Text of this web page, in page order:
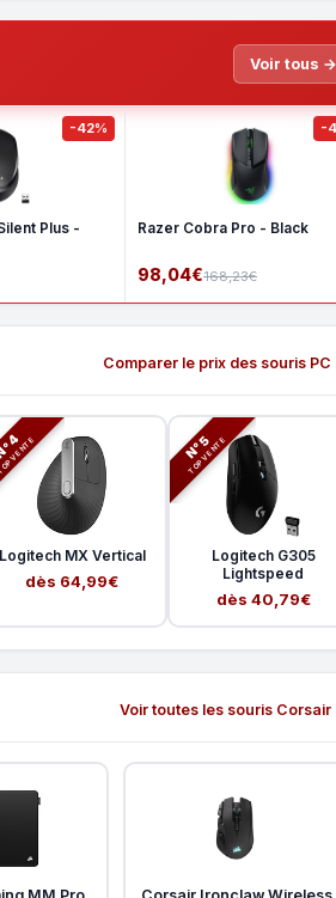
Voir tous →
-42%
Plus -
-
Razer Cobra Pro - Black
98,04€168,23€
Comparer le prix des souris
VENTE
Logitech MX Vertical
dès 64,99€
N°5
TOP VENTE
Logitech G305
Lightspeed
dès 40,79€
Voir toutes les souris
MM Pro Corsair Ironclaw Wireless